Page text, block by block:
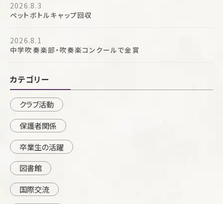
2026.8.3
ペットボトルキャップ回収
2026.8.1
中学吹奏楽部・吹奏楽コンクールで金賞
カテゴリー
クラブ活動
保護者関係
卒業生の活躍
図書館
国際交流